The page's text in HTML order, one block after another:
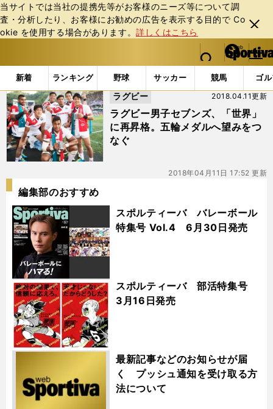
当サイトでは当社の提携先等がお客様のニーズ等について調
査・分析したり、お客様にお勧めの広告を表⽰する⽬的で Co
okie を使⽤する場合があります。詳しくはこちら
閉じ
る
web Sportiva (webスポルティーバ)
検索
マイペ
ー
ジ
メニュ
新着 ランキング 野球 サッカー 競馬 ゴ
b
ス
ポ
ル
テ
ィ
ー
バ
「#橋野皓介」の最新ニュース・ 情報
ラグビー男子セブンズ、「世界」
に再昇格。五輪メダルへ望みをつ
なぐ
2018.04.11更新
ラグビー
2018年04月11日 17:52 更新
編集部のおすすめ
スポルティーバ バレーボール
特集号 Vol.4 6月30日発売
スポルティーバ 部活特集号
3月16日発売
最新記事などのお知らせが届
く プッシュ通知を受け取る方
法について